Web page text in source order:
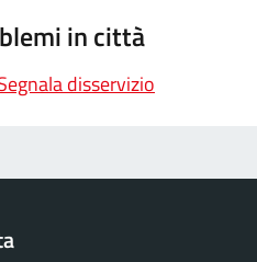
in città
disservizio